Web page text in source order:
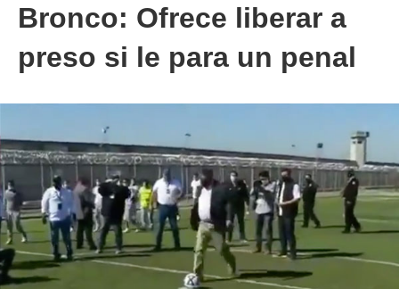
Bronco: Ofrece liberar a
preso si le para un penal